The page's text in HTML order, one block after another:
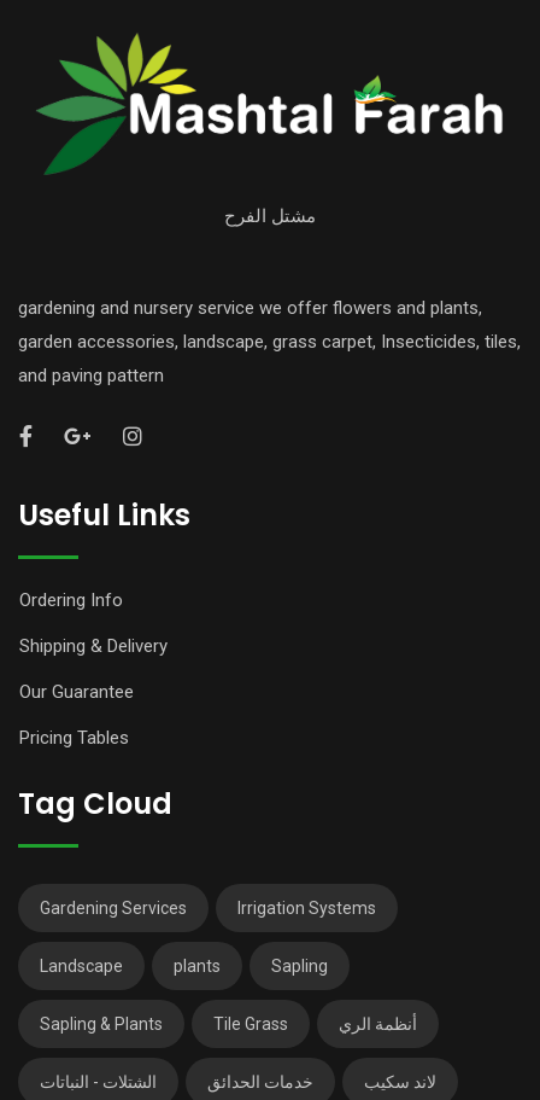
مشتل الفرح
gardening and nursery service we offer flowers and plants,
garden accessories, landscape, grass carpet, Insecticides, tiles,
and paving pattern
Useful Links
Ordering Info
Shipping & Delivery
Our Guarantee
Pricing Tables
Tag Cloud
Gardening Services Irrigation Systems
Landscape plants Sapling
Sapling & Plants Tile Grass أنظمة الري
الشتلات - النباتات خدمات الحدائق لاند سكيب